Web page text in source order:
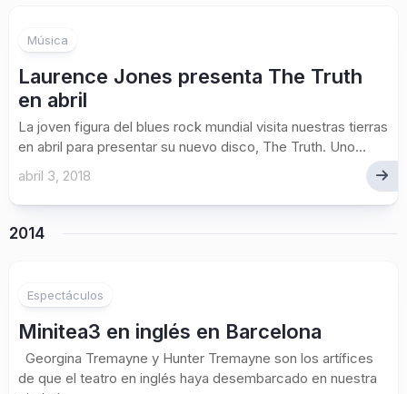
Música
Laurence Jones presenta The Truth
en abril
La joven figura del blues rock mundial visita nuestras tierras
en abril para presentar su nuevo disco, The Truth. Uno...
abril 3, 2018
2014
Espectáculos
Minitea3 en inglés en Barcelona
Georgina Tremayne y Hunter Tremayne son los artífices
de que el teatro en inglés haya desembarcado en nuestra